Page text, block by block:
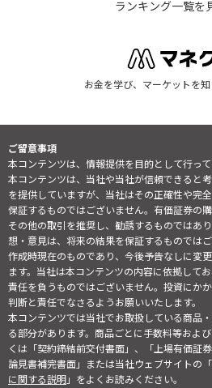
ランキング一覧を
お金を学び、マーケットを
ご留意事項
本コンテンツは、情報提供を目的として行って
本コンテンツは、当社や当社が信頼できると
を提供していますが、当社はその正確性や完
保証するものではございません。有価証券の
その他の取引を推奨し、勧誘するものではあ
想・意見は、将来の結果を保証するものでは
作成時現在のものであり、今後予告なしに変
ます。当社は本コンテンツの内容に依拠して
責任を負うものではございません。投資にか
判断と責任でなさるようお願いいたします。
本コンテンツでは当社でお取扱している商品
る部分があります。商品ごとに手数料等およ
くは「契約締結前交付書面」、「上場有価証
論見書補完書面」または当社ウェブサイトの「
に関する説明」をよくお読みください。